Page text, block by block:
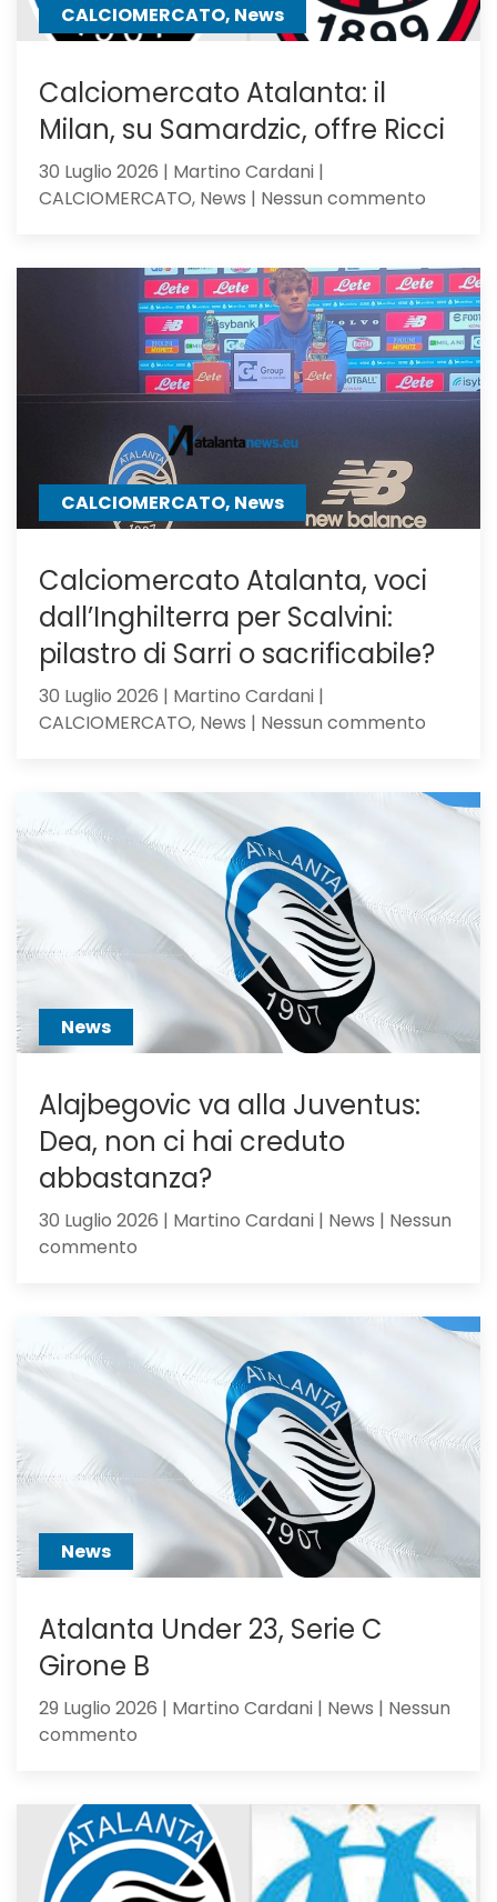
CALCIOMERCATO, News
Calciomercato Atalanta: il
Milan, su Samardzic, offre Ricci
30 Luglio 2026 | Martino Cardani |
CALCIOMERCATO, News | Nessun commento
il
Milan,
su
offre
Ricci
CALCIOMERCATO, News
Calciomercato Atalanta, voci
dall’Inghilterra per Scalvini:
pilastro di Sarri o sacrificabile?
30 Luglio 2026 | Martino Cardani |
CALCIOMERCATO, News | Nessun commento
voci
pilastro
Sarri
News
Alajbegovic va alla Juventus:
Dea, non ci hai creduto
abbastanza?
30 Luglio 2026 | Martino Cardani | News | Nessun
commento
alla
Juventus:
Dea,
non
hai
creduto
abbastanza?
News
Atalanta Under 23, Serie C
Girone B
29 Luglio 2026 | Martino Cardani | News | Nessun
commento
23,
Serie
C
Girone